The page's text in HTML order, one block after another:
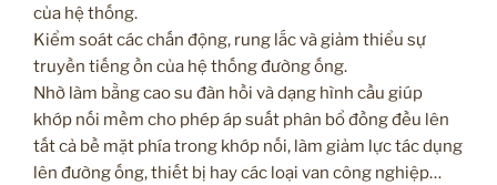
của hệ thống.
Kiểm soát các chấn động, rung lắc và giảm thiểu sự
truyền tiếng ồn của hệ thống đường ống.
Nhờ làm bằng cao su đàn hồi và dạng hình cầu giúp
khớp nối mềm cho phép áp suất phân bổ đồng đều lên
tất cả bề mặt phía trong khớp nối, làm giảm lực tác dụng
lên đường ống, thiết bị hay các loại van công nghiệp…